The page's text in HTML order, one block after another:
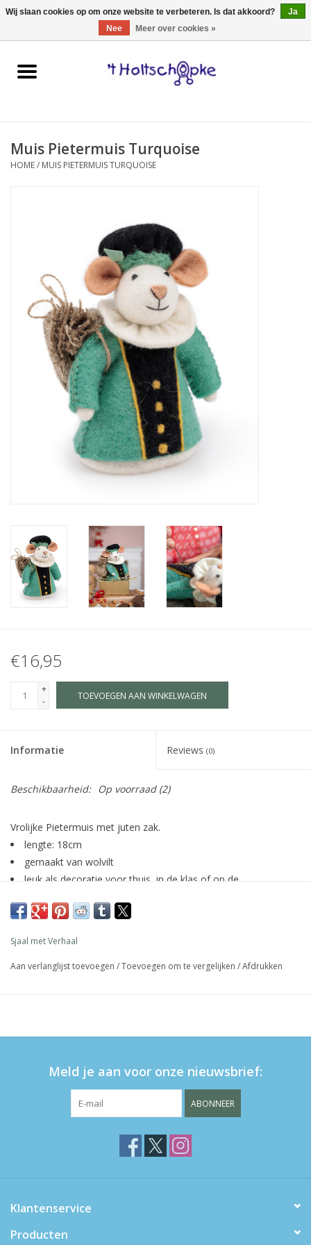
0 Artikelen - €0,00
Home
spellen
kinderkamer
eten & drinken
Merken
Muis Pietermuis Turquoise
HOME/ MUIS PIETERMUIS TURQUOISE
€16,95
+
-
TOEVOEGEN AAN WINKELWAGEN
Informatie Reviews (0)
Beschikbaarheid: Op voorraad(2)
Vrolijke Pietermuis met juten zak.
lengte: 18cm
gemaakt van wolvilt
leuk als decoratie voor thuis, in de klas of op de
fairtrade gemaakt in Nepal (Social Enterprise)
Sjaal met Verhaal
Aan verlanglijst toevoegen /Toevoegen om te vergelijken /Afdrukken
Meld je aan voor onze nieuwsbrief:
ABONNEER
Klantenservice
Producten
Wij slaan cookies op om onze website te verbeteren. Is dat akkoord?
Ja
Nee
Meer over cookies »